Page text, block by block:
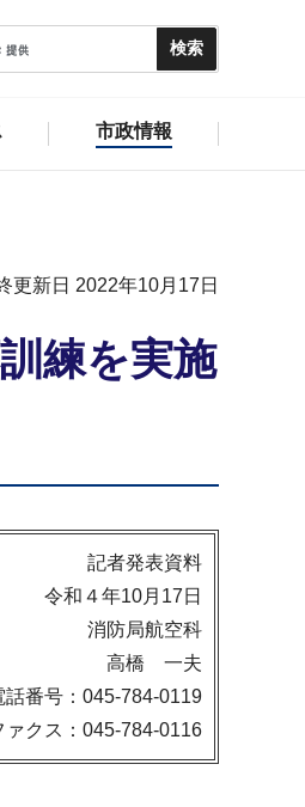
市政情報
更新日 2022年10月17日
練を実施
記者発表資料
令和４年10月17日
消防局航空科
高橋 一夫
話番号：045-784-0119
ァクス：045-784-0116